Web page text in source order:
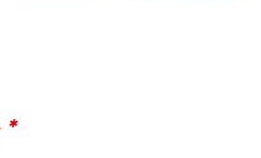
*